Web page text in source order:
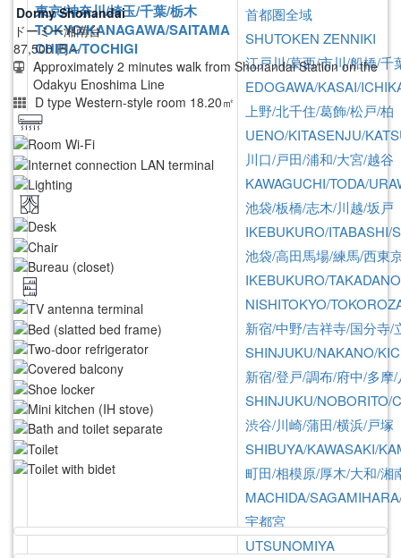
東京/神奈川/埼玉/千葉/栃木
TOKYO/KANAGAWA/SAITAMA
CHIBA/TOCHIGI
首都圏全域
SHUTOKEN ZENNIKI
江戸川/葛西/市川/船橋/千
EDOGAWA/KASAI/
上野/北千住/葛飾/松戸/柏
UENO/KITASENJU/
川口/戸田/浦和/大宮/越谷
KAWAGUCHI/TODA/
池袋/板橋/志木/川越/坂戸
IKEBUKURO/ITABASHI/
池袋/高田馬場/練馬/西東
IKEBUKURO/
NISHITOKYO/
新宿/中野/吉祥寺/国分寺/
SHINJUKU/NAKANO/
新宿/登戸/調布/府中/多摩
SHINJUKU/NOBORITO/
渋谷/川崎/蒲田/横浜/戸塚
SHIBUYA/KAWASAKI/
町田/相模原/厚木/大和/湘
MACHIDA/
宇都宮
UTSUNOMIYA
Dormy Shonandai
ドーミー湘南台
87,500円～
Approximately 2 minutes walk from Shonandai Station on the
Odakyu Enoshima Line
D type Western-style room 18.20㎡